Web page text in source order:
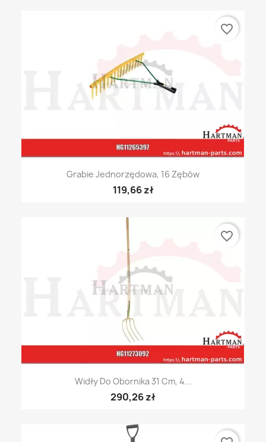
Grabie Jednorzędowa, 16 Zębów
119,66 zł
favorite_border
Widły Do Obornika 31 Cm, 4...
290,26 zł
favorite_border